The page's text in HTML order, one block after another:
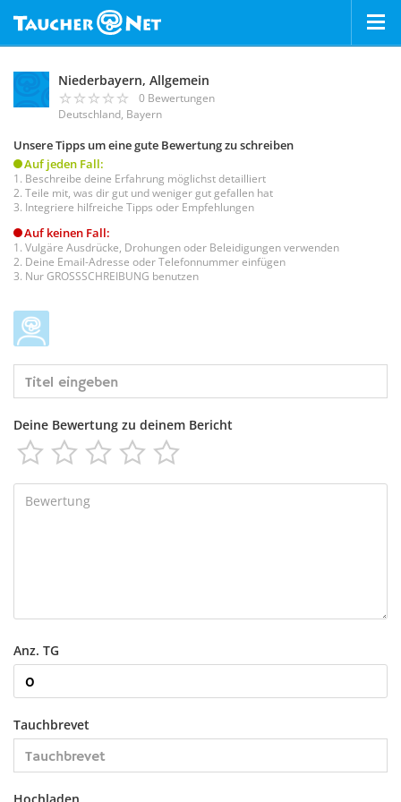
Niederbayern, Allgemein
0 Bewertungen
Deutschland, Bayern
Unsere Tipps um eine gute Bewertung zu schreiben
Auf jeden Fall:
Beschreibe deine Erfahrung möglichst detailliert
Teile mit, was dir gut und weniger gut gefallen hat
Integriere hilfreiche Tipps oder Empfehlungen
Auf keinen Fall:
Vulgäre Ausdrücke, Drohungen oder Beleidigungen verwenden
Deine Email-Adresse oder Telefonnummer einfügen
Nur GROSSSCHREIBUNG benutzen
Deine Bewertung zu deinem Bericht
    
Anz. TG
Tauchbrevet